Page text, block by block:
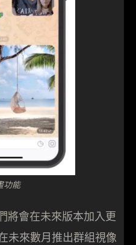
功能
將會在未來版本加入更
未來數月推出群組視像